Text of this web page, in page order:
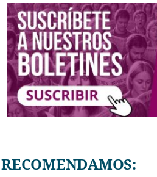
RECOMENDAMOS: